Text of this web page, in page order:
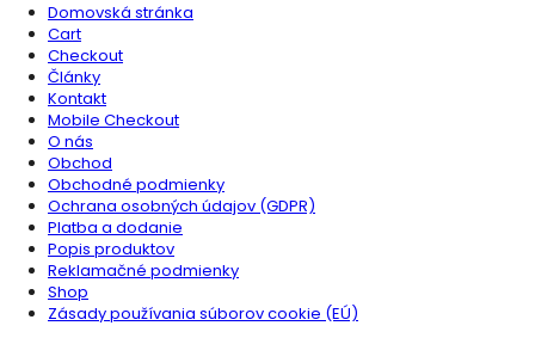
Domovská stránka
Cart
Checkout
Články
Kontakt
Mobile Checkout
O nás
Obchod
Obchodné podmienky
Ochrana osobných údajov (GDPR)
Platba a dodanie
Popis produktov
Reklamačné podmienky
Shop
Zásady používania súborov cookie (EÚ)